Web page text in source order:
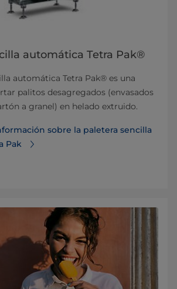
automática Tetra Pak®
automática Tetra Pak® es una
palitos desagregados (envasados
a granel) en helado extruido.
sobre la paletera sencilla
Pak